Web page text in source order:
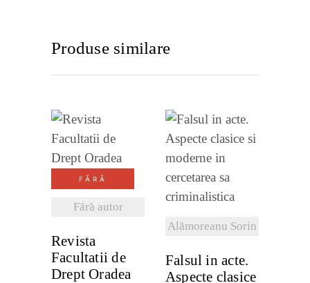
Produse similare
FĂRĂ
STOC
Fără autor
DETALII
Revista
Facultatii de
Drept Oradea
Alămoreanu Sorin
VEZI
DETALII
Falsul in acte.
Aspecte clasice